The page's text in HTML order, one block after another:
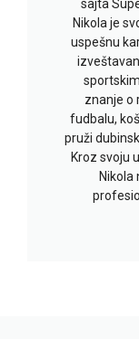
sajta
Nikola je
uspešnu
znanje o
fudbalu,
pruži
Kroz svoju
Nikola